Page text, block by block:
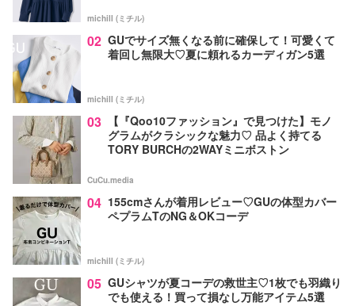
michill (ミチル)
02 GUでサイズ無くなる前に確保して！可愛くて
着回し無限大♡夏に頼れるカーディガン5選
michill (ミチル)
03
【『Qoo10ファッション』で見つけた】モノ
グラムがクラシックな魅力♡ 品よく持てる
TORY BURCHの2WAYミニボストン
CuCu.media
04 155cmさんが着用レビュー♡GUの体型カバー
ペプラムTのNG＆OKコーデ
michill (ミチル)
05 GUシャツが夏コーデの救世主♡1枚でも羽織り
でも使える！買って損なし万能アイテム5選